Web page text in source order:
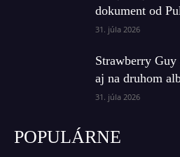
dokument od
31. júla 2026
Strawberry
aj na druhom
31. júla 2026
POPULÁRNE